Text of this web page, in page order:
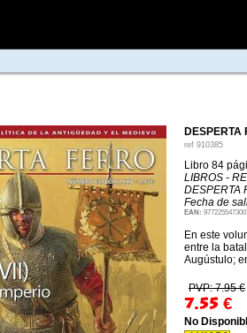
DESPERTA
ref 910385
Libro 84
LIBROS -
DESPERTA
Fecha de
EAN:
En este
entre la
Augústulo;
PVP: 7.95 €
7.55 €
No